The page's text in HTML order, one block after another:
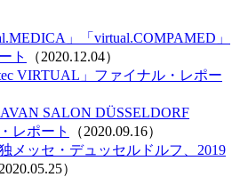
」「virtual.COMPAMED」
ト
（2020.12.04）
VIRTUAL」ファイナル・レポー
SALON DÜSSELDORF
レポート
（2020.09.16）
メッセ・デュッセルドルフ、2019
2020.05.25）